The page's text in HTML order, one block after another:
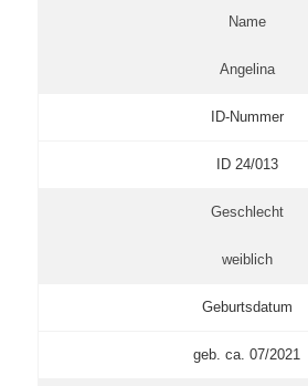
Name
Angelina
ID-Nummer
ID 24/013
Geschlecht
weiblich
Geburtsdatum
geb. ca. 07/2021